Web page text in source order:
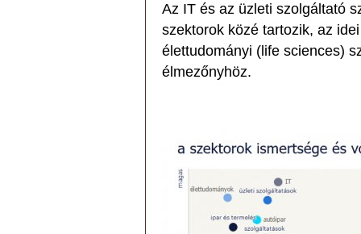
Az IT és az üzleti szolgáltató
szektorok közé tartozik, az
élettudományi (life sciences)
élmezőnyhöz.